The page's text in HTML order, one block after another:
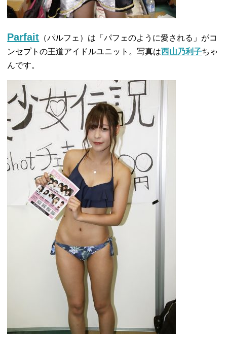
Parfait （パルフェ）は「パフェのように愛される」がコ
ンセプトの王道アイドルユニット。写真は西山乃利子ちゃ
んです。